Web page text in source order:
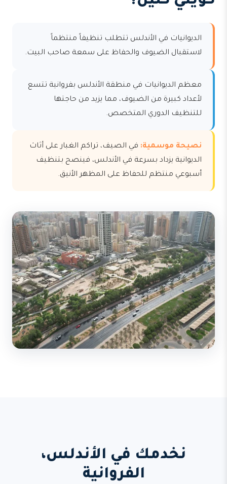
الديوانيات في الأندلس تتطلب تنظيفاً منتظماً
لاستقبال الضيوف والحفاظ على سمعة صاحب البيت.
معظم الديوانيات في منطقة الأندلس بفروانية تتسع
لأعداد كبيرة من الضيوف، مما يزيد من حاجتها
للتنظيف الدوري المتخصص.
نصيحة موسمية: في الصيف، تراكم الغبار على أثاث
الديوانية يزداد بسرعة في الأندلس، فينصح بتنظيف
أسبوعي منتظم للحفاظ على المظهر الأنيق.
نخدمك في الأندلس،
الفروانية